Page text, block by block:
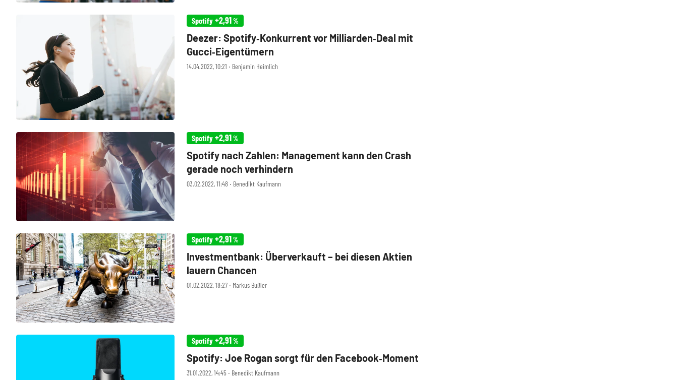
Spotify +2,91%
14.04.2022, 10:21 ‧ Benjamin Heimlich
Deezer: Spotify‑Konkurrent vor Milliarden‑Deal mit
Gucci‑Eigentümern
Spotify +2,91%
03.02.2022, 11:48 ‧ Benedikt Kaufmann
Spotify nach Zahlen: Management kann den Crash
gerade noch verhindern
Spotify +2,91%
01.02.2022, 18:27 ‧ Markus Bußler
Investmentbank: Überverkauft – bei diesen Aktien
lauern Chancen
Spotify +2,91%
31.01.2022, 14:45 ‧ Benedikt Kaufmann
Spotify: Joe Rogan sorgt für den Facebook‑Moment